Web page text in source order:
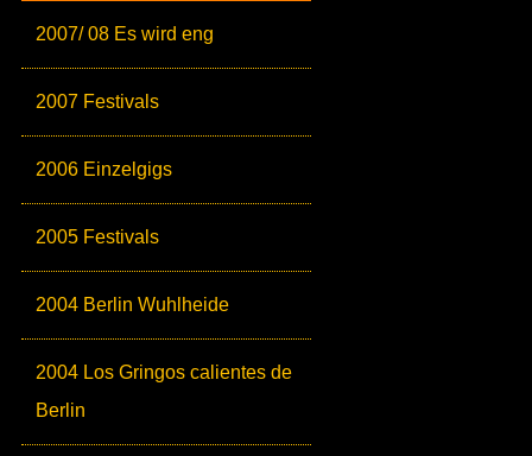
2007/ 08 Es wird eng
2007 Festivals
2006 Einzelgigs
2005 Festivals
2004 Berlin Wuhlheide
2004 Los Gringos calientes de
Berlin